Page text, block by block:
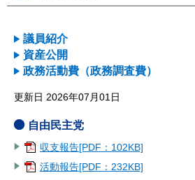
議員紹介
資産公開
政務活動費（政務調査費）
更新日 2026年07月01日
自由民主党
収支報告[PDF：102KB]
活動報告[PDF：232KB]